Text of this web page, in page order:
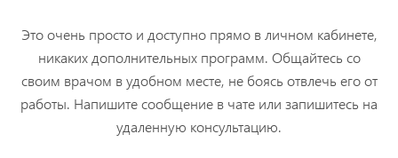
Это очень просто и доступно прямо в личном кабинете,
никаких дополнительных программ. Общайтесь со
своим врачом в удобном месте, не боясь отвлечь его от
работы. Напишите сообщение в чате или запишитесь на
удаленную консультацию.